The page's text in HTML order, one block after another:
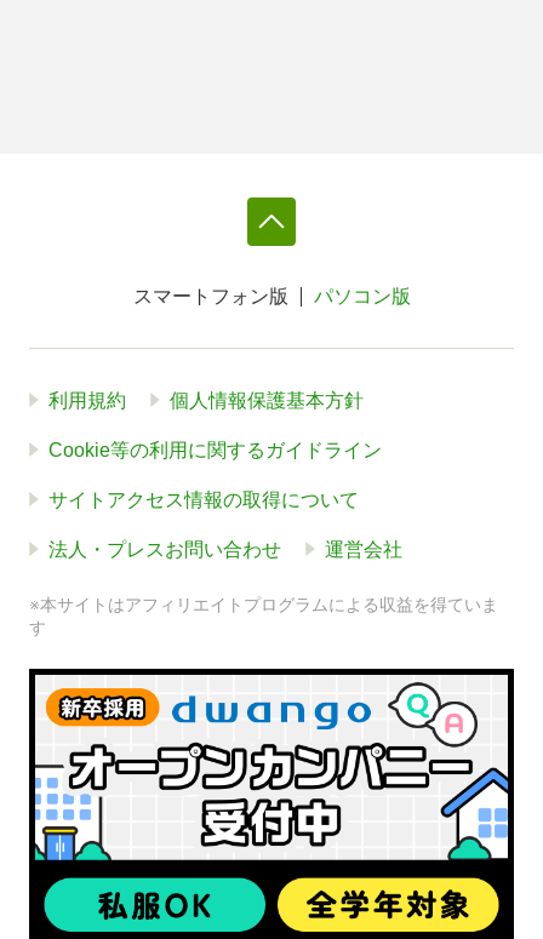
スマートフォン版 パソコン版
利用規約 個人情報保護基本方針
Cookie等の利用に関するガイドライン
サイトアクセス情報の取得について
法人・プレスお問い合わせ 運営会社
※本サイトはアフィリエイトプログラムによる収益を得ていま
す